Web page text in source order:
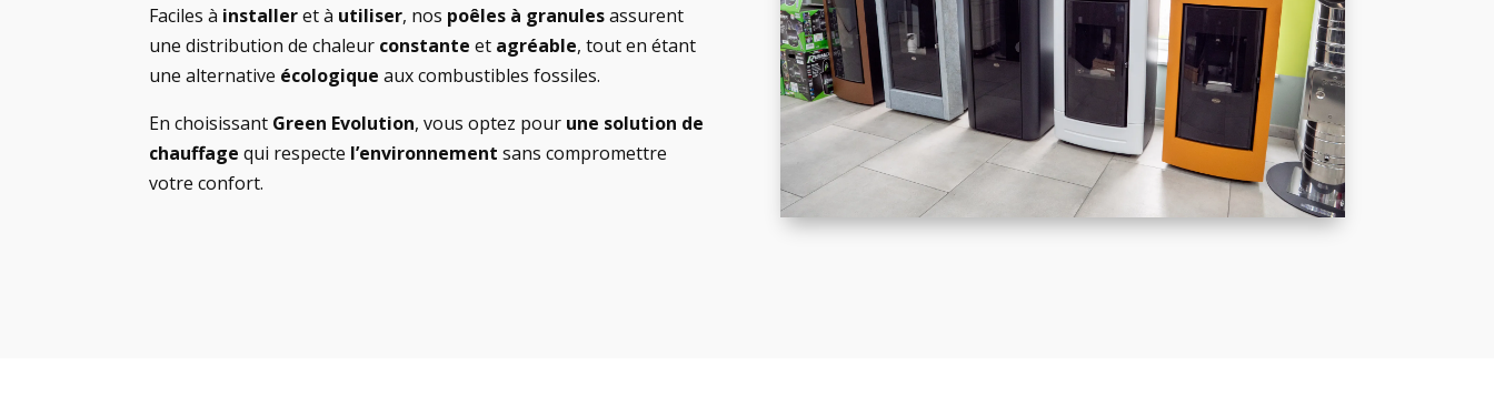
Faciles à installeret à utiliser, nos poêles à granulesassurent
une distribution de chaleur constante et agréable, tout en étant
une alternative écologique aux combustibles fossiles.
En choisissant Green Evolution, vous optez pour une solution de
chauffage qui respecte l’environnement sans compromettre
votre confort.